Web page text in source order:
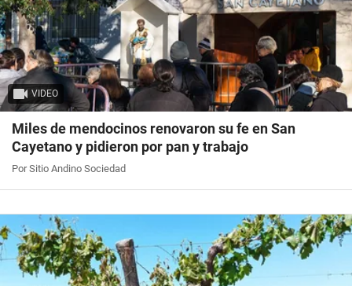
VIDEO
Miles de mendocinos renovaron su fe en San
Cayetano y pidieron por pan y trabajo
Por Sitio Andino Sociedad